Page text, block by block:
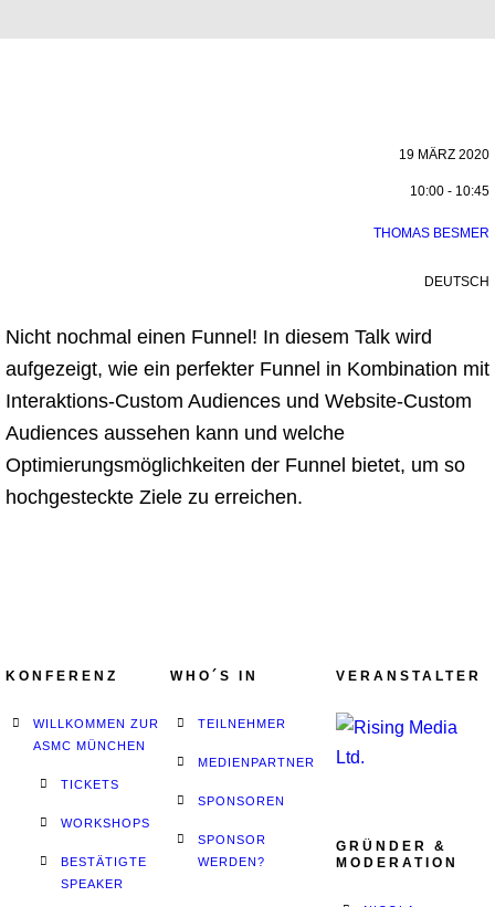
19 MÄRZ 2020
10:00 - 10:45
THOMAS BESMER
DEUTSCH
Nicht nochmal einen Funnel! In diesem Talk wird
aufgezeigt, wie ein perfekter Funnel in Kombination mit
Interaktions-Custom Audiences und Website-Custom
Audiences aussehen kann und welche
Optimierungsmöglichkeiten der Funnel bietet, um so
hochgesteckte Ziele zu erreichen.
KONFERENZ
WILLKOMMEN ZUR
ASMC MÜNCHEN
TICKETS
WORKSHOPS
BESTÄTIGTE
SPEAKER
WHO´S IN
TEILNEHMER
MEDIENPARTNER
SPONSOREN
SPONSOR
WERDEN?
VERANSTALTER
GRÜNDER &
MODERATION